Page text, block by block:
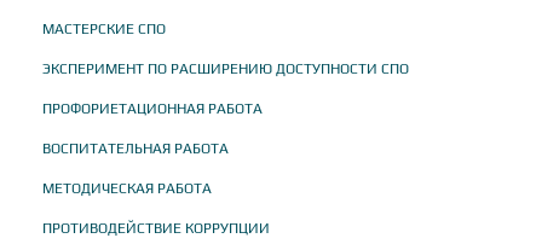
МАСТЕРСКИЕ СПО
ЭКСПЕРИМЕНТ ПО РАСШИРЕНИЮ ДОСТУПНОСТИ СПО
ПРОФОРИЕТАЦИОННАЯ РАБОТА
ВОСПИТАТЕЛЬНАЯ РАБОТА
МЕТОДИЧЕСКАЯ РАБОТА
ПРОТИВОДЕЙСТВИЕ КОРРУПЦИИ